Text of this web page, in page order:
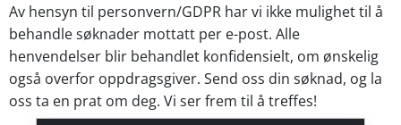
Av hensyn til personvern/GDPR har vi ikke mulighet til å
behandle søknader mottatt per e-post. Alle
henvendelser blir behandlet konfidensielt, om ønskelig
også overfor oppdragsgiver. Send oss din søknad, og la
oss ta en prat om deg. Vi ser frem til å treffes!